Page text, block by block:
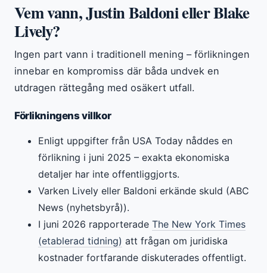
Vem vann, Justin Baldoni eller Blake
Lively?
Ingen part vann i traditionell mening – förlikningen
innebar en kompromiss där båda undvek en
utdragen rättegång med osäkert utfall.
Förlikningens villkor
Enligt uppgifter från USA Today nåddes en
förlikning i juni 2025 – exakta ekonomiska
detaljer har inte offentliggjorts.
Varken Lively eller Baldoni erkände skuld (ABC
News (nyhetsbyrå)).
I juni 2026 rapporterade The New York Times
(etablerad tidning) att frågan om juridiska
kostnader fortfarande diskuterades offentligt.